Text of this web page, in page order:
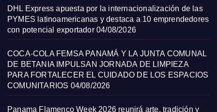
DHL Express apuesta por la internacionalización de las
PYMES latinoamericanas y destaca a 10 emprendedores
con potencial exportador 04/08/2026
COCA-COLA FEMSA PANAMÁ Y LA JUNTA COMUNAL
DE BETANIA IMPULSAN JORNADA DE LIMPIEZA
PARA FORTALECER EL CUIDADO DE LOS ESPACIOS
COMUNITARIOS 04/08/2026
Panama Flamenco Week 2026 reunirá arte, tradición y